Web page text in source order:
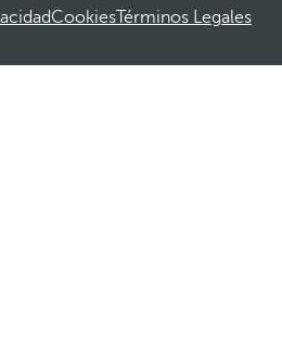
CookiesTérminos Legales